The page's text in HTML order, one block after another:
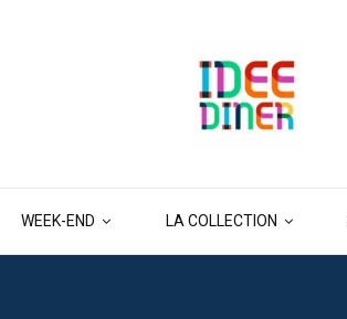
WEEK-END LA COLLECTION